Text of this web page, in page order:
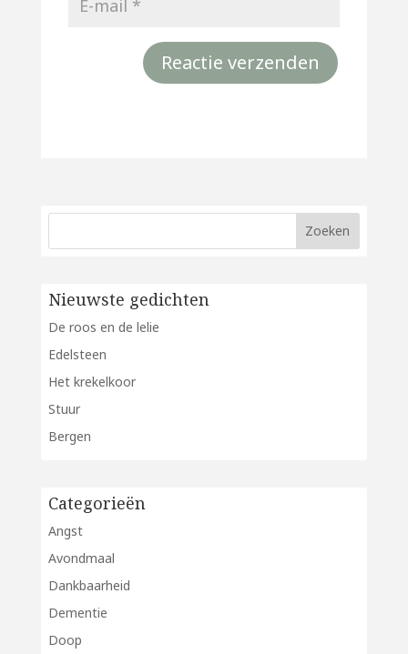
Nieuwste gedichten
De roos en de lelie
Edelsteen
Het krekelkoor
Stuur
Bergen
Categorieën
Angst
Avondmaal
Dankbaarheid
Dementie
Doop